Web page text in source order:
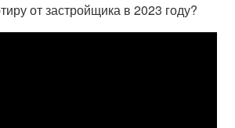
от застройщика в 2023 году?